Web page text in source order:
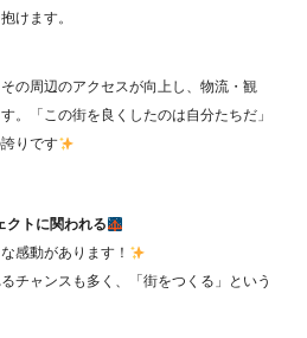
けます。
の周辺のアクセスが向上し、物流・観
。「この街を良くしたのは自分たちだ」
りです
クトに関われる
感動があります！
チャンスも多く、「街をつくる」という